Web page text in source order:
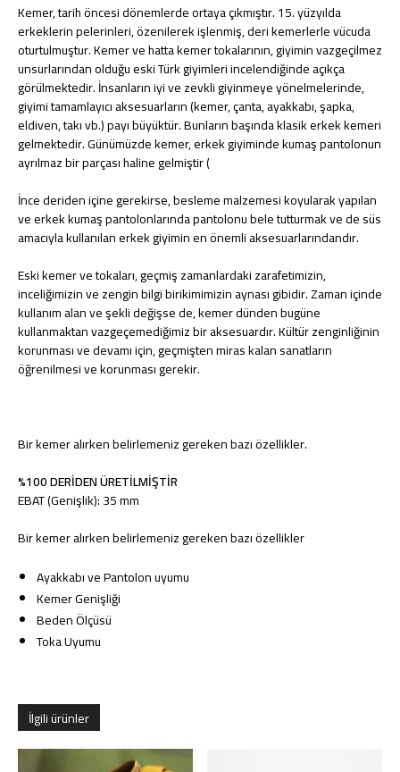
Kemer, tarih öncesi dönemlerde ortaya çıkmıştır. 15. yüzyılda
erkeklerin pelerinleri, özenilerek işlenmiş, deri kemerlerle vücuda
oturtulmuştur. Kemer ve hatta kemer tokalarının, giyimin vazgeçilmez
unsurlarından olduğu eski Türk giyimleri incelendiğinde açıkça
görülmektedir. İnsanların iyi ve zevkli giyinmeye yönelmelerinde,
giyimi tamamlayıcı aksesuarların (kemer, çanta, ayakkabı, şapka,
eldiven, takı vb.) payı büyüktür. Bunların başında klasik erkek kemeri
gelmektedir. Günümüzde kemer, erkek giyiminde kumaş pantolonun
ayrılmaz bir parçası haline gelmiştir (
İnce deriden içine gerekirse, besleme malzemesi koyularak yapılan
ve erkek kumaş pantolonlarında pantolonu bele tutturmak ve de süs
amacıyla kullanılan erkek giyimin en önemli aksesuarlarındandır.
Eski kemer ve tokaları, geçmiş zamanlardaki zarafetimizin,
inceliğimizin ve zengin bilgi birikimimizin aynası gibidir. Zaman içinde
kullanım alan ve şekli değişse de, kemer dünden bugüne
kullanmaktan vazgeçemediğimiz bir aksesuardır. Kültür zenginliğinin
korunması ve devamı için, geçmişten miras kalan sanatların
öğrenilmesi ve korunması gerekir.
Bir kemer alırken belirlemeniz gereken bazı özellikler.
%100 DERİDEN ÜRETİLMİŞTİR
EBAT (Genişlik): 35 mm
Bir kemer alırken belirlemeniz gereken bazı özellikler
Ayakkabı ve Pantolon uyumu
Kemer Genişliği
Beden Ölçüsü
Toka Uyumu
İlgili ürünler